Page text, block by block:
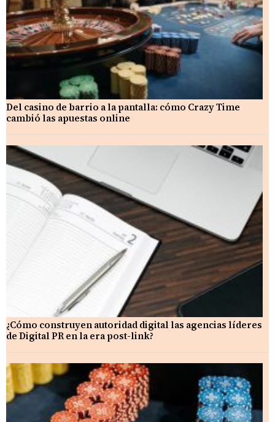
Del casino de barrio a la pantalla: cómo Crazy Time
cambió las apuestas online
¿Cómo construyen autoridad digital las agencias líderes
de Digital PR en la era post-link?